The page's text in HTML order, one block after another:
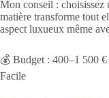
Mon conseil : choisissez
matière transforme tout
aspect luxueux même
💰 Budget : 400–1 500
Facile